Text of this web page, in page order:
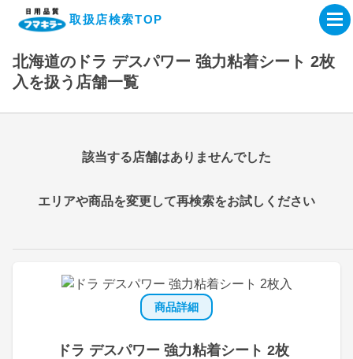
取扱店検索TOP
企業・IR情報サイト
製品情報サイト
オンラインショップ
製品検索はこちら
取扱店検索はこちら
北海道のドラ デスパワー 強力粘着シート 2枚
入を扱う店舗一覧
商品詳細
ドラ デスパワー 強力粘着シート 2枚
該当する店舗はありませんでした
エリアや商品を変更して再検索をお試しください